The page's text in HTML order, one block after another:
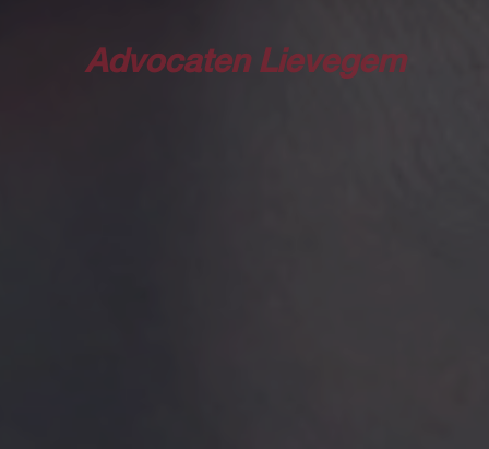
Advocaten Lievegem